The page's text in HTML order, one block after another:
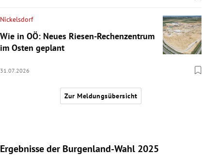
Nickelsdorf
Wie in OÖ: Neues Riesen-Rechenzentrum
im Osten geplant
31.07.2026
Zur Meldungsübersicht
Ergebnisse der Burgenland-Wahl 2025
Slide 1 von 11